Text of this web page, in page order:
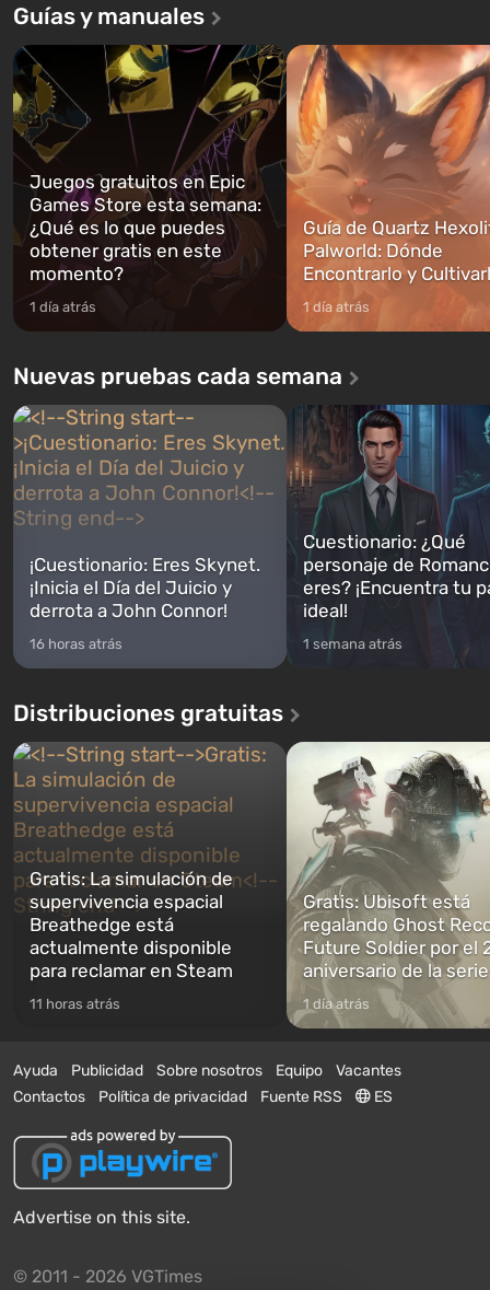
primera vez, el juego contará la
historia de tres personajes: Michael,
Trevor y Franklin, entre los cuales
podrás cambi...
abrirse primero después de
caigan las bombas n...
Guías y manuales
Juegos gratuitos en Epic
Games Store esta semana:
¿Qué es lo que puedes
obtener gratis en este
momento?
1 día atrás
Guía de Quartz
Palworld: Dónde
Encontrarlo y
1 día atrás
Nuevas pruebas cada semana
¡Cuestionario: Eres Skynet.
¡Inicia el Día del Juicio y
derrota a John Connor!
16 horas atrás
Cuestionario: ¿Qué
personaje de
eres? ¡Encuentra tu
ideal!
1 semana atrás
Distribuciones gratuitas
Gratis: La simulación de
supervivencia espacial
Breathedge está
actualmente disponible
para reclamar en Steam
11 horas atrás
Gratis: Ubisoft está
regalando Ghost
Future Soldier por el
aniversario de la serie
1 día atrás
Ayuda Publicidad Sobre nosotros Equipo
Vacantes
Contactos
Política de privacidad Fuente RSS ES
Advertise on this site.
© 2011 - 2026 VGTimes